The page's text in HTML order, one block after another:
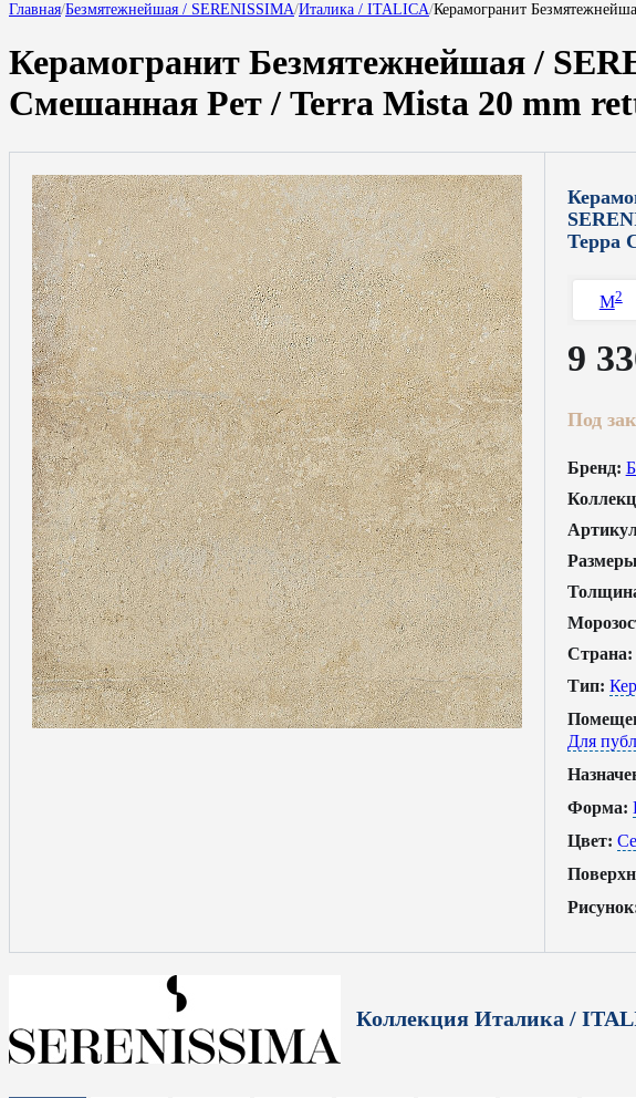
Главная/Безмятежнейшая / SERENISSIMA/Италика / ITALICA/Керамогранит
Керамогранит Безмятежнейшая /
Смешанная Рет / Terra Mista 20 mm
Терра
M2
9
Под
Бренд:
Страна:
Тип:
Для
Форма:
Цвет:
Коллекция Италика /